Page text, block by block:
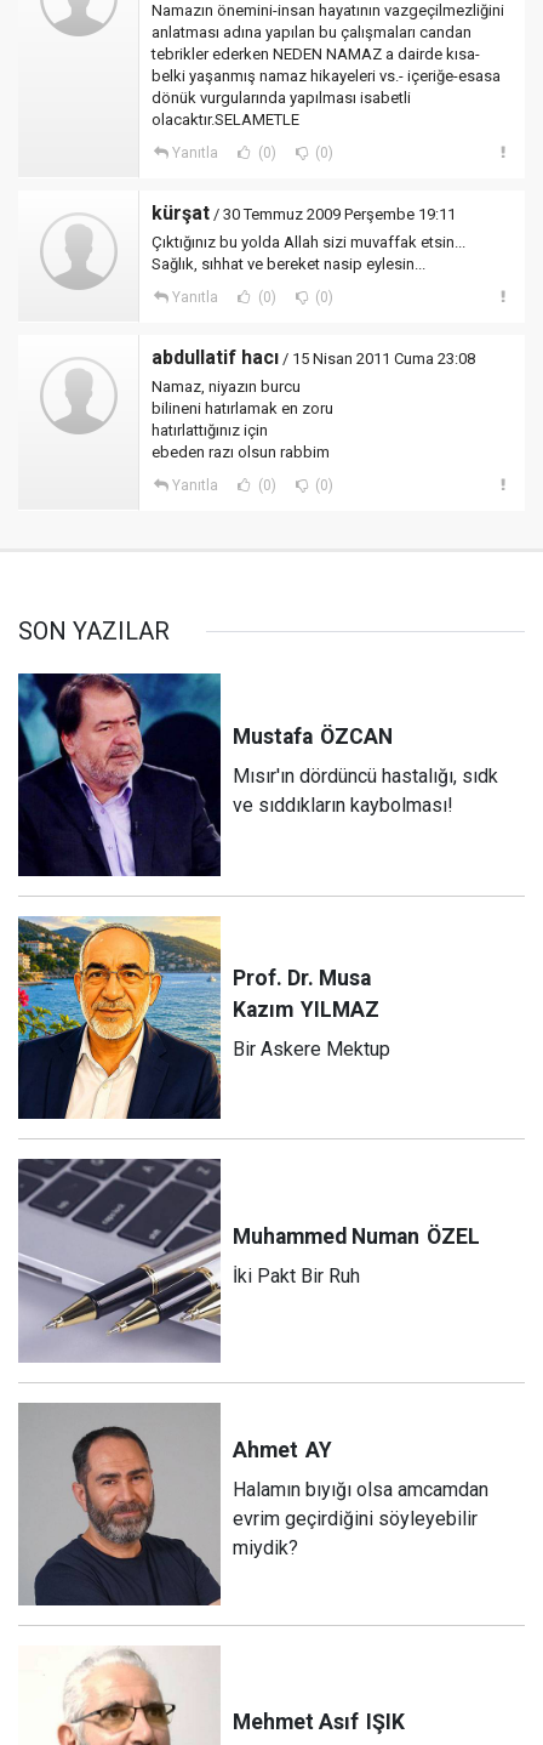
Namazın önemini-insan hayatının vazgeçilmezliğini
anlatması adına yapılan bu çalışmaları candan
tebrikler ederken NEDEN NAMAZ a dairde kısa-
belki yaşanmış namaz hikayeleri vs.- içeriğe-esasa
dönük vurgularında yapılması isabetli
olacaktır.SELAMETLE
Yanıtla (0) (0)
kürşat / 30 Temmuz 2009 Perşembe 19:11
Çıktığınız bu yolda Allah sizi muvaffak etsin...
Sağlık, sıhhat ve bereket nasip eylesin...
Yanıtla (0) (0)
abdullatif hacı / 15 Nisan 2011 Cuma 23:08
Namaz, niyazın burcu
bilineni hatırlamak en zoru
hatırlattığınız için
ebeden razı olsun rabbim
Yanıtla (0) (0)
SON YAZILAR
Mustafa ÖZCAN
Mısır'ın dördüncü hastalığı, sıdk
ve sıddıkların kaybolması!
Prof. Dr. Musa
Kazım YILMAZ
Bir Askere Mektup
Muhammed Numan ÖZEL
İki Pakt Bir Ruh
Ahmet AY
Halamın bıyığı olsa amcamdan
evrim geçirdiğini söyleyebilir
miydik?
Mehmet Asıf IŞIK